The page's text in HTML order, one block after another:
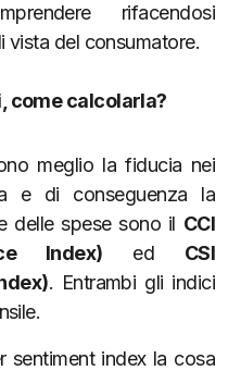
rifacendosi
vista del consumatore.
come calcolarla?
meglio la fiducia nei
e di conseguenza la
delle spese sono il CCI
Index) ed CSI
. Entrambi gli indici
sentiment index la cosa